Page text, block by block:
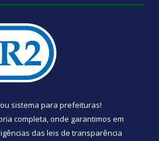
ou sistema para prefeituras!
completa, onde garantimos em
das leis de transparência